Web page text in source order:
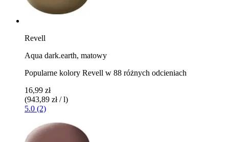
Revell
Aqua dark.earth, matowy
Popularne kolory Revell w 88 różnych odcieniach
16,99 zł
(943,89 zł / l)
5.0 (2)